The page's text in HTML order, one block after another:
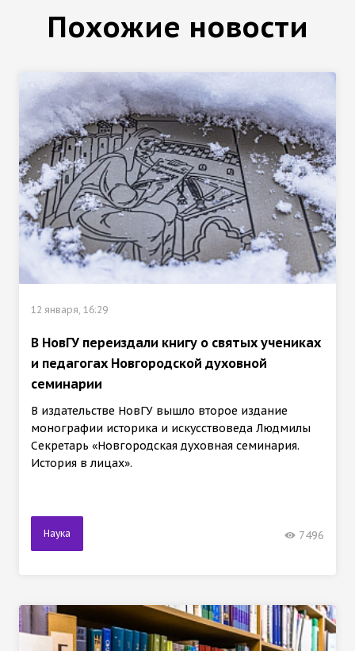
Похожие новости
12 января, 16:29
В НовГУ переиздали книгу о святых учениках
и педагогах Новгородской духовной
семинарии
В издательстве НовГУ вышло второе издание
монографии историка и искусствоведа Людмилы
Секретарь «Новгородская духовная семинария.
История в лицах».
Наука 7496